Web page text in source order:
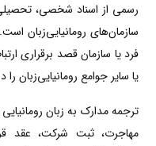
رسمی از اسناد شخصی،
سازمان‌های رومانیایی‌زبان
فرد یا سازمان قصد برقراری
یا سایر جوامع رومانیایی‌زبان را
ترجمه مدارک به زبان
مهاجرت، ثبت شرکت، عقد